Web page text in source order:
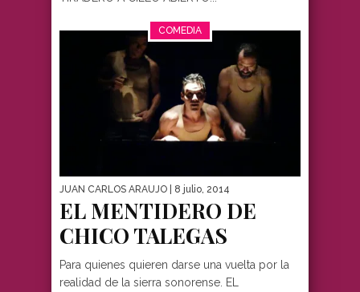
COMEDIA
JUAN CARLOS ARAUJO | 8 julio, 2014
EL MENTIDERO DE
CHICO TALEGAS
Para quienes quieren darse una vuelta por la
realidad de la sierra sonorense. EL